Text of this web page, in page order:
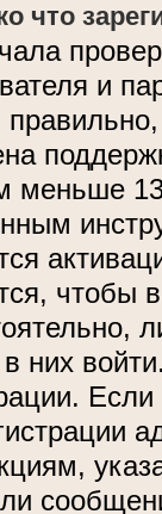
что
и
меньше
чтобы
в них